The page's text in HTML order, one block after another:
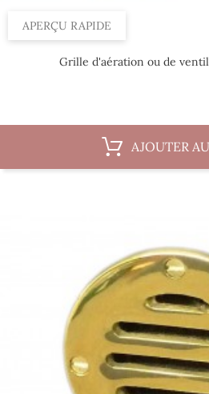
APERÇU RAPIDE
Grille d'aération ou de
AJOUTER